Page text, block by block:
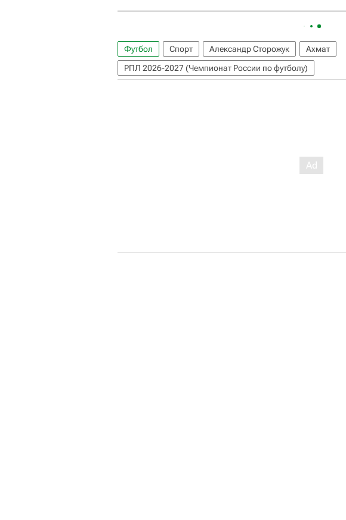
Футбол Спорт Александр Сторожук
Ахмат
РПЛ 2026-2027 (Чемпионат России по футболу)